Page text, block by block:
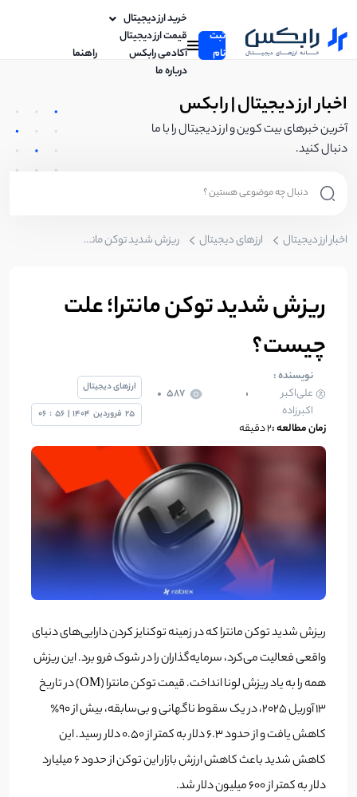
ثبت
نام
خرید ارز دیجیتال
قیمت ارز دیجیتال
آکادمی رابکس
راهنما
درباره ما
اخبار ارز دیجیتال | رابکس
آخرین خبرهای بیت کوین و ارز دیجیتال را با ما
دنبال کنید.
اخبار ارز دیجیتال ارزهای دیجیتال ریزش شدید توکن مانترا؛ علت چیست؟
ریزش شدید توکن مانترا؛ علت
چیست؟
نویسنده :
علی‌اکبر
اکبرزاده
587
زمان مطالعه :2 دقیقه
ارزهای دیجیتال
25 فروردین 1404
|
56
:
06
ریزش شدید توکن مانترا که در زمینه توکنایز کردن دارایی‌های دنیای
واقعی فعالیت می‌کرد، سرمایه‌گذاران را در شوک فرو برد. این ریزش
همه را به یاد ریزش لونا انداخت. قیمت توکن مانترا (OM) در تاریخ
۱۳ آوریل ۲۰۲۵، در یک سقوط ناگهانی و بی‌سابقه، بیش از ۹۰٪
کاهش یافت و از حدود ۶.۳ دلار به کمتر از ۰.۵۰ دلار رسید. این
کاهش شدید باعث کاهش ارزش بازار این توکن از حدود ۶ میلیارد
دلار به کمتر از ۶۰۰ میلیون دلار شد.​